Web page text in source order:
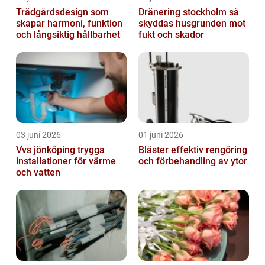
Trädgårdsdesign som
skapar harmoni, funktion
och långsiktig hållbarhet
Dränering stockholm så
skyddas husgrunden mot
fukt och skador
03 juni 2026
Vvs jönköping trygga
installationer för värme
och vatten
01 juni 2026
Bläster effektiv rengöring
och förbehandling av ytor